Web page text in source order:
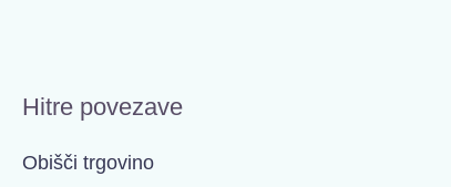
Hitre povezave
Obišči trgovino